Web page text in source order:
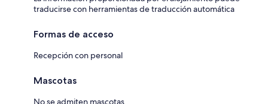
traducirse con herramientas de traducción automática
Formas de acceso
Recepción con personal
Mascotas
No se admiten mascotas.